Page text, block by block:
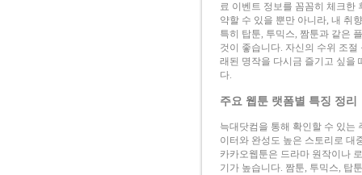
료 이벤트 정보를 꼼꼼히 체크한
약할 수 있을 뿐만 아니라, 내 취
특히 탑툰, 투믹스, 짬툰과 같은
것이 좋습니다. 자신의 수위 조
래된 명작을 다시금 즐기고 싶을
다.
주요 웹툰 랫폼별 특징 정리
늑대닷컴을 통해 확인할 수 있는
이터와 완성도 높은 스토리로 대
카카오웹툰은 드라마 원작이나
기가 높습니다. 짬툰, 투믹스, 탑